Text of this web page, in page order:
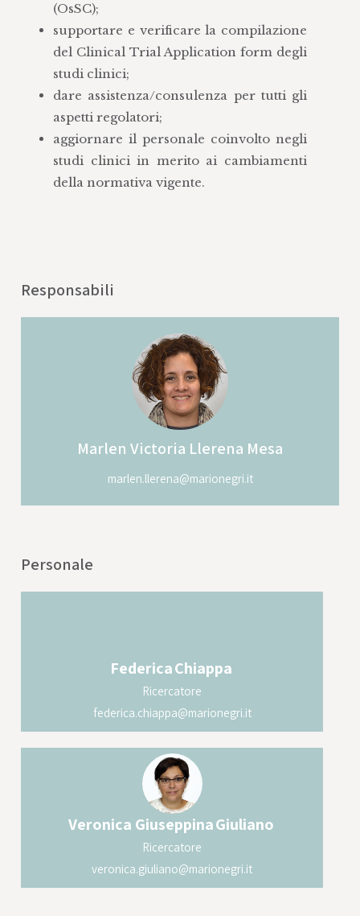
(OsSC);
supportare e verificare la compilazione
del Clinical Trial Application form degli
studi clinici;
dare assistenza/consulenza per tutti gli
aspetti regolatori;
aggiornare il personale coinvolto negli
studi clinici in merito ai cambiamenti
della normativa vigente.
Responsabili
Marlen Victoria Llerena Mesa
marlen.llerena@marionegri.it
Personale
FedericaChiappa
Ricercatore
federica.chiappa@marionegri.it
Veronica GiuseppinaGiuliano
Ricercatore
veronica.giuliano@marionegri.it